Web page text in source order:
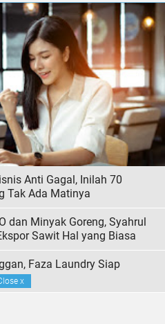
Anti Gagal, Inilah 70
Tak Ada Matinya
dan Minyak Goreng, Syahrul
Sawit Hal yang Biasa
Faza Laundry Siap
x